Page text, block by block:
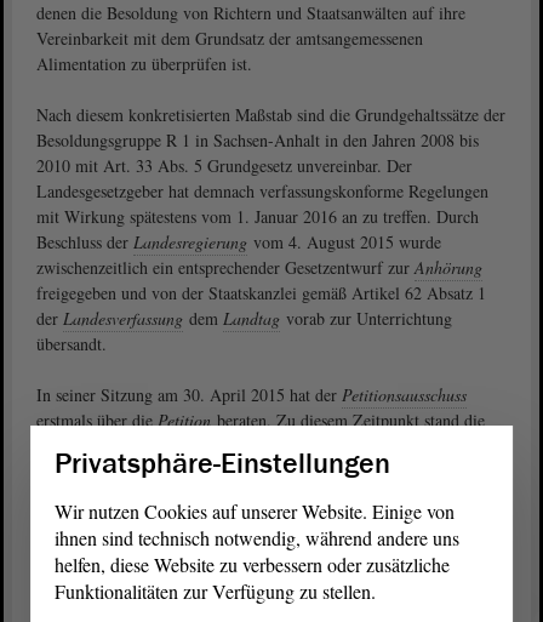
denen die Besoldung von Richtern und Staatsanwälten auf ihre
Vereinbarkeit mit dem Grundsatz der amtsangemessenen
Alimentation zu überprüfen ist.
Nach diesem konkretisierten Maßstab sind die Grundgehaltssätze der
Besoldungsgruppe R 1 in Sachsen-Anhalt in den Jahren 2008 bis
2010 mit Art. 33 Abs. 5 Grundgesetz unvereinbar. Der
Landesgesetzgeber hat demnach verfassungskonforme Regelungen
mit Wirkung spätestens vom 1. Januar 2016 an zu treffen. Durch
Beschluss der Landesregierung vom 4. August 2015 wurde
zwischenzeitlich ein entsprechender Gesetzentwurf zurAnhörung
freigegeben und von der Staatskanzlei gemäß Artikel 62 Absatz 1
der Landesverfassung dem Landtag vorab zur Unterrichtung
übersandt.
In seiner Sitzung am 30. April 2015 hat der Petitionsausschuss
erstmals über diePetitionberaten. Zu diesem Zeitpunkt stand die
aus und sollte zunächst abgewartet werden. Zudem wurde die
Verfassung und Gleichstellung sowie für Finanzen zur Kenntnis
gegeben. Nach der Entscheidung des Bundesverfassungsgerichts
behandelte derAusschussdie Petitionin seiner Sitzung am 28. Mai
2015 erneut und beschloss, zunächst das Gesetzgebungsverfahren
Privatsphäre-Einstellungen
Wir nutzen Cookies auf unserer Website. Einige von
ihnen sind technisch notwendig, während andere uns
helfen, diese Website zu verbessern oder zusätzliche
Funktionalitäten zur Verfügung zu stellen.